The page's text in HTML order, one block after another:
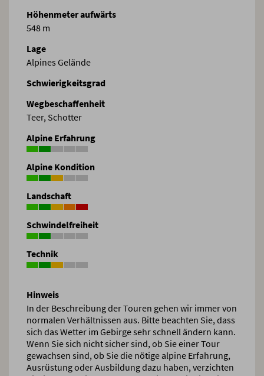
Höhenmeter aufwärts
548 m
Lage
Alpines Gelände
Schwierigkeitsgrad
Wegbeschaffenheit
Teer, Schotter
Alpine Erfahrung
Alpine Kondition
Landschaft
Schwindelfreiheit
Technik
Hinweis
In der Beschreibung der Touren gehen wir immer von
normalen Verhältnissen aus. Bitte beachten Sie, dass
sich das Wetter im Gebirge sehr schnell ändern kann.
Wenn Sie sich nicht sicher sind, ob Sie einer Tour
gewachsen sind, ob Sie die nötige alpine Erfahrung,
Ausrüstung oder Ausbildung dazu haben, verzichten